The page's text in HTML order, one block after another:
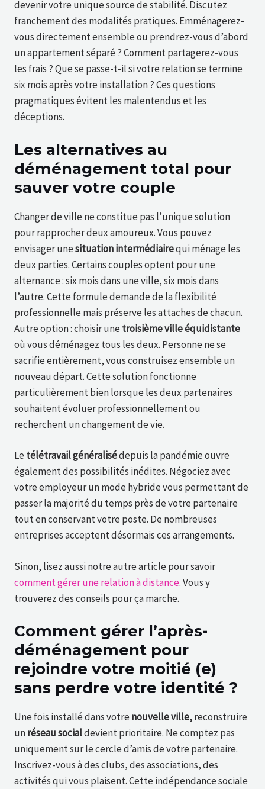
devenir votre unique source de stabilité. Discutez
franchement des modalités pratiques. Emménagerez-
vous directement ensemble ou prendrez-vous d’abord
un appartement séparé ? Comment partagerez-vous
les frais ? Que se passe-t-il si votre relation se termine
six mois après votre installation ? Ces questions
pragmatiques évitent les malentendus et les
déceptions.
Les alternatives au
déménagement total pour
sauver votre couple
Changer de ville ne constitue pas l’unique solution
pour rapprocher deux amoureux. Vous pouvez
envisager unesituation intermédiairequi ménage les
deux parties. Certains couples optent pour une
alternance : six mois dans une ville, six mois dans
l’autre. Cette formule demande de la flexibilité
professionnelle mais préserve les attaches de chacun.
Autre option : choisir une troisième ville équidistante
où vous déménagez tous les deux. Personne ne se
sacrifie entièrement, vous construisez ensemble un
nouveau départ. Cette solution fonctionne
particulièrement bien lorsque les deux partenaires
souhaitent évoluer professionnellement ou
recherchent un changement de vie.
Le télétravailgénéralisédepuis la pandémie ouvre
également des possibilités inédites. Négociez avec
votre employeur un mode hybride vous permettant de
passer la majorité du temps près de votre partenaire
tout en conservant votre poste. De nombreuses
entreprises acceptent désormais ces arrangements.
Sinon, lisez aussi notre autre article pour savoir
comment gérer une relation à distance. Vous y
trouverez des conseils pour ça marche.
Comment gérer l’après-
déménagement pour
rejoindre votre moitié (e)
sans perdre votre identité ?
Une fois installé dans votre nouvelle ville,reconstruire
unréseau socialdevient prioritaire. Ne comptez pas
uniquement sur le cercle d’amis de votre partenaire.
Inscrivez-vous à des clubs, des associations, des
activités qui vous plaisent. Cette indépendance sociale